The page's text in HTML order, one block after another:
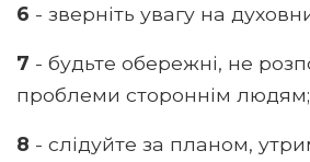
6 - зверніть увагу на
7 - будьте обережні, не
проблеми стороннім людям;
8 - слідуйте за планом,